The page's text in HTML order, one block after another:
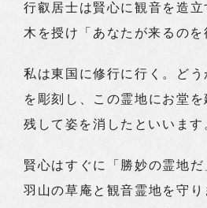
行叡居士は賢心に観音を造
木を授け「あなたが来るのを
私は東国に修行に行く。ど
を彫刻し、この霊地にお堂
残して姿を消したといいます
賢心はすぐに「勝妙の霊地
羽山の草庵と観音霊地を守